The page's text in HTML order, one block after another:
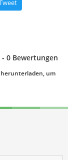
- 0 Bewertungen
um